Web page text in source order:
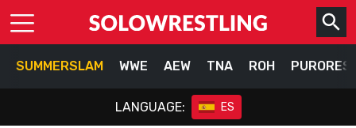
SUMMERSLAM WWE AEW TNA ROH
LANGUAGE: ES